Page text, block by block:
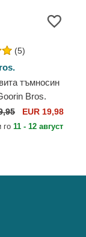
(5)
тъмносин
Bros.
Raised In A
Cap Madras The
EUR 19,98
го 11 - 12 август